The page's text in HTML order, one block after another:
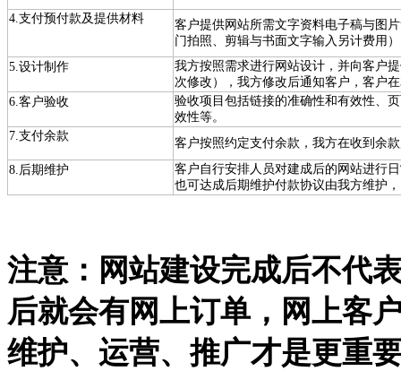
4.支付预付款及提供材料
客户提供网站所需文字资料电子稿与图
门拍照、剪辑与书面文字输入另计费用）
5.设计制作
我方按照需求进行网站设计，并向客户
次修改），我方修改后通知客户，客户
6.客户验收
验收项目包括链接的准确性和有效性、
效性等。
7.支付余款
客户按照约定支付余款，我方在收到余
8.后期维护
客户自行安排人员对建成后的网站进行
也可达成后期维护付款协议由我方维护
注意：网站建设完成后不代
后就会有网上订单，网上客
维护、运营、推广才是更重